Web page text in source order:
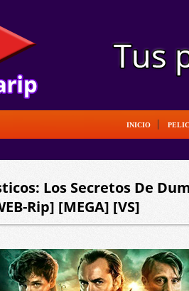
INICIO
Los Secretos De
Rip] [MEGA] [VS]